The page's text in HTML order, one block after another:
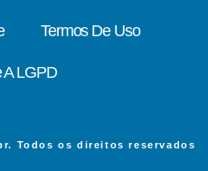
Termos De Uso
A LGPD
Todos os direitos reservados